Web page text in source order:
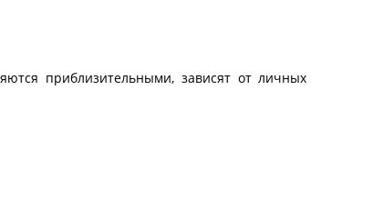
приблизительными, зависят от личных